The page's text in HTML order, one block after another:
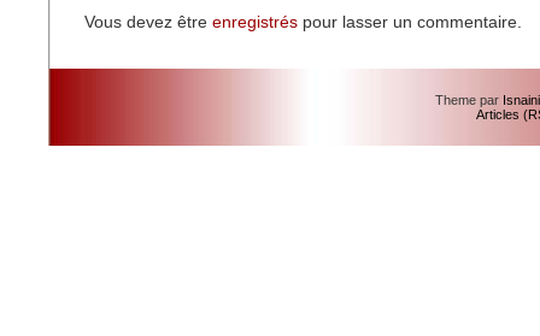
Vous devez être enregistrés pour lasser un commentaire.
Theme par
Articles